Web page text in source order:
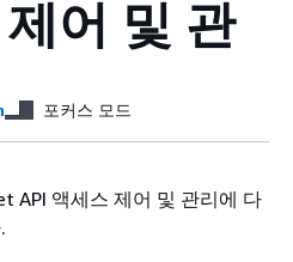
어 및 관
포커스 모드
API 액세스 제어 및 관리에 다